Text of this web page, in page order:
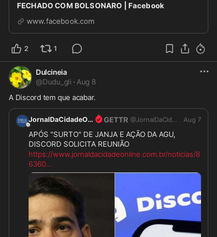
FECHADO COM BOLSONARO | Facebook
www.facebook.com
2 1
Dulcineia
@Dudu_gli · Aug 8
A Discord tem que acabar.
JornalDaCidadeOnline @JornalDaCidadeO Aug 7
APÓS "SURTO" DE JANJA E AÇÃO DA AGU,
DISCORD SOLICITA REUNIÃO
https://www.jornaldacidadeonline.com.br/noticias/8
6360...
Polêmica!
Compartilhe:
Canal do Facebook:
https://www.messenger.com/channel/jornal
Canal do WhatsApp:
https://chat.whatsapp.com/I9vMRoD8cpg0c4...